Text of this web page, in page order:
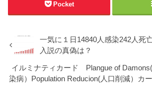
Pocket
一気に１日14840人感染242人
入説の真偽は？
イルミナティカード Plangue of
染病）Population Reducion(人口削減）カ